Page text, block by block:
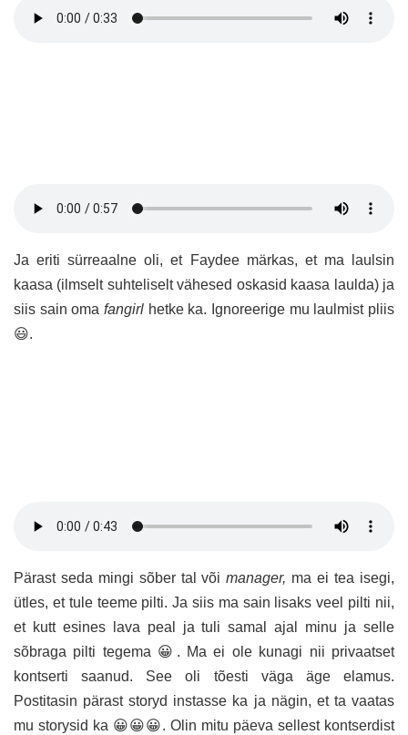
Ja eriti sürreaalne oli, et Faydee märkas, et ma laulsin
kaasa (ilmselt suhteliselt vähesed oskasid kaasa laulda) ja
siis sain oma fangirl hetke ka. Ignoreerige mu laulmist pliis
😃.
Pärast seda mingi sõber tal võimanager, ma ei tea isegi,
ütles, et tule teeme pilti. Ja siis ma sain lisaks veel pilti nii,
et kutt esines lava peal ja tuli samal ajal minu ja selle
sõbraga pilti tegema 😀. Ma ei ole kunagi nii privaatset
kontserti saanud. See oli tõesti väga äge elamus.
Postitasin pärast storyd instasse ka ja nägin, et ta vaatas
mu storysid ka 😀😀😀. Olin mitu päeva sellest kontserdist